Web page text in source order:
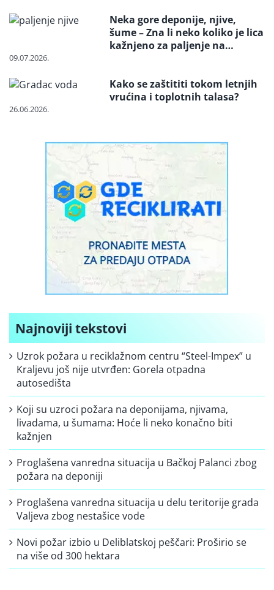
Neka gore deponije, njive,
šume – Zna li neko koliko je lica
kažnjeno za paljenje na
09.07.2026.
Kako se zaštititi tokom letnjih
vrućina i toplotnih talasa?
26.06.2026.
Najnoviji tekstovi
Uzrok požara u reciklažnom centru “Steel-Impex” u
Kraljevu još nije utvrđen: Gorela otpadna
autosedišta
Koji su uzroci požara na deponijama, njivama,
livadama, u šumama: Hoće li neko konačno biti
kažnjen
Proglašena vanredna situacija u Bačkoj Palanci zbog
požara na deponiji
Proglašena vanredna situacija u delu teritorije grada
Valjeva zbog nestašice vode
Novi požar izbio u Deliblatskoj peščari: Proširio se
na više od 300 hektara